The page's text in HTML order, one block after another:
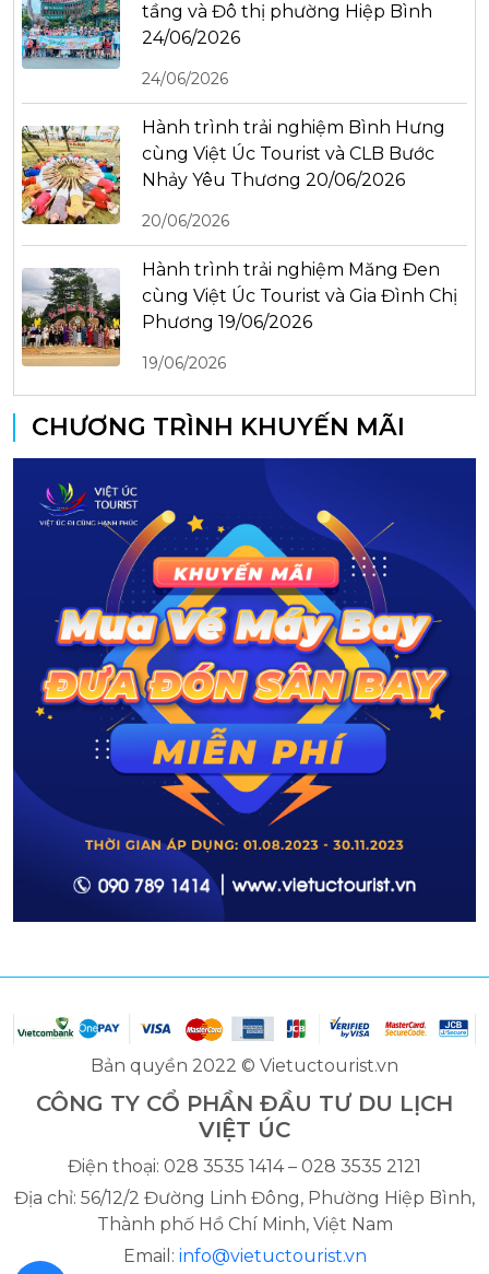
tầng và Đô thị phường Hiệp Bình
24/06/2026
24/06/2026
Hành trình trải nghiệm Bình Hưng
cùng Việt Úc Tourist và CLB Bước
Nhảy Yêu Thương 20/06/2026
20/06/2026
Hành trình trải nghiệm Măng Đen
cùng Việt Úc Tourist và Gia Đình Chị
Phương 19/06/2026
19/06/2026
CHƯƠNG TRÌNH KHUYẾN MÃI
Bản quyền 2022 © Vietuctourist.vn
CÔNG TY CỔ PHẦN ĐẦU TƯ DU LỊCH
VIỆT ÚC
Điện thoại: 028 3535 1414 – 028 3535 2121
Địa chỉ: 56/12/2 Đường Linh Đông, Phường Hiệp Bình,
Thành phố Hồ Chí Minh, Việt Nam
Email: info@vietuctourist.vn